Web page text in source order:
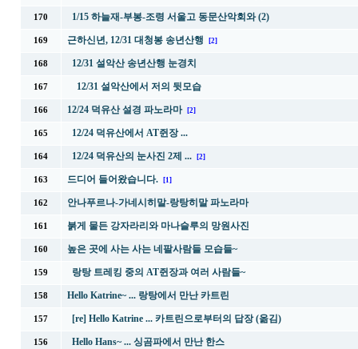
170 1/15 하늘재-부봉-조령 서울고 동문산악회와 (2)
169 근하신년, 12/31 대청봉 송년산행 [2]
168 12/31 설악산 송년산행 눈경치
167 12/31 설악산에서 저의 뒷모습
166 12/24 덕유산 설경 파노라마 [2]
165 12/24 덕유산에서 AT쥔장 ...
164 12/24 덕유산의 눈사진 2제 ... [2]
163 드디어 들어왔습니다. [1]
162 안나푸르나-가네시히말-랑탕히말 파노라마
161 붉게 물든 강자라리와 마나슬루의 망원사진
160 높은 곳에 사는 사는 네팔사람들 모습들~
159 랑탕 트레킹 중의 AT쥔장과 여러 사람들~
158 Hello Katrine~ ... 랑탕에서 만난 카트린
157 [re] Hello Katrine ... 카트린으로부터의 답장 (옮김)
156 Hello Hans~ ... 싱곰파에서 만난 한스